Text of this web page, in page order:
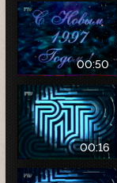
00:50
00:16